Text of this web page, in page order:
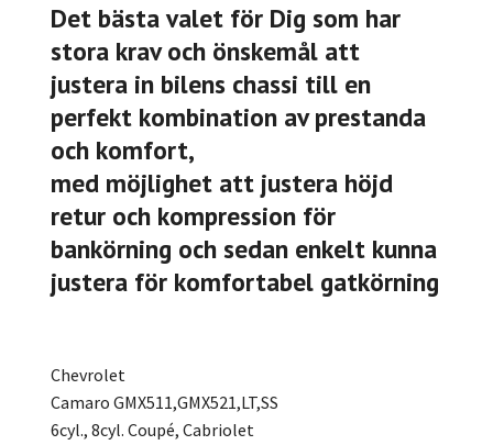
Det bästa valet för Dig som har
stora krav och önskemål att
justera in bilens chassi till en
perfekt kombination av prestanda
och komfort,
med möjlighet att justera höjd
retur och kompression för
bankörning och sedan enkelt kunna
justera för komfortabel gatkörning
Chevrolet
Camaro GMX511,GMX521,LT,SS
6cyl., 8cyl. Coupé, Cabriolet